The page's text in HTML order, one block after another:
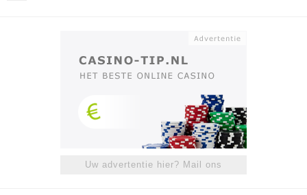
Uw advertentie hier? Mail ons